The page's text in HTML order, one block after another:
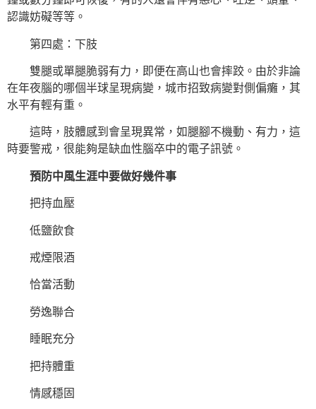
認識妨礙等等。
第四處：下肢
雙腿或單腿脆弱有力，即便在高山也會摔跤。由於非論
在年夜腦的哪個半球呈現病變，城市招致病變對側偏癱，其
水平有輕有重。
這時，肢體感到會呈現異常，如腿腳不機動、有力，這
時要警戒，很能夠是缺血性腦卒中的電子訊號。
預防中風生涯中要做好幾件事
把持血壓
低鹽飲食
戒煙限酒
恰當活動
勞逸聯合
睡眠充分
把持體重
情感穩固